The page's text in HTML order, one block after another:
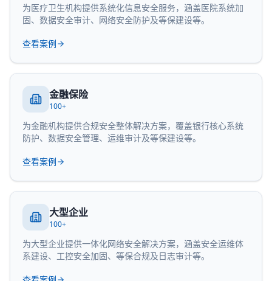
为医疗卫生机构提供系统化信息安全服务，涵盖医院系统加
固、数据安全审计、网络安全防护及等保建设等。
查看案例
金融保险
100+
为金融机构提供合规安全整体解决方案，覆盖银行核心系统
防护、数据安全管理、运维审计及等保建设等。
查看案例
大型企业
100+
为大型企业提供一体化网络安全解决方案，涵盖安全运维体
系建设、工控安全加固、等保合规及日志审计等。